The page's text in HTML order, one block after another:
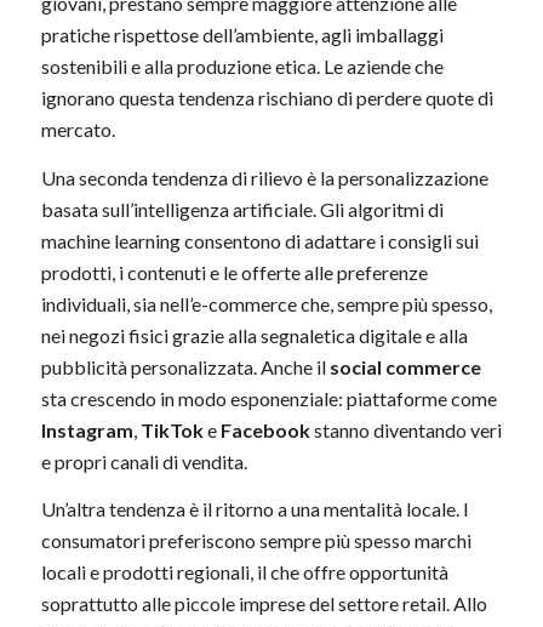
pratiche rispettose dell’ambiente, agli imballaggi
sostenibili e alla produzione etica. Le aziende che
ignorano questa tendenza rischiano di perdere quote di
mercato.
Una seconda tendenza di rilievo è la personalizzazione
basata sull’intelligenza artificiale. Gli algoritmi di
machine learning consentono di adattare i consigli sui
prodotti, i contenuti e le offerte alle preferenze
individuali, sia nell’e-commerce che, sempre più spesso,
nei negozi fisici grazie alla segnaletica digitale e alla
pubblicità personalizzata. Anche il social commerce
sta crescendo in modo esponenziale: piattaforme come
Instagram TikToke Facebookstanno diventando veri
e propri canali di vendita.
Un’altra tendenza è il ritorno a una mentalità locale. I
consumatori preferiscono sempre più spesso marchi
locali e prodotti regionali, il che offre opportunità
soprattutto alle piccole imprese del settore retail. Allo